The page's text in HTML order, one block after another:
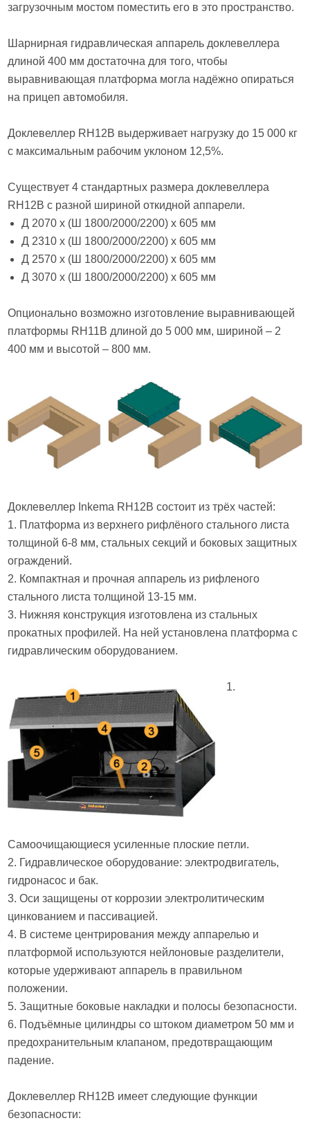
загрузочным мостом поместить его в это пространство.
Шарнирная гидравлическая аппарель доклевеллера
длиной 400 мм достаточна для того, чтобы
выравнивающая платформа могла надёжно опираться
на прицеп автомобиля.
Доклевеллер RH12B выдерживает нагрузку до 15 000 кг
с максимальным рабочим уклоном 12,5%.
Существует 4 стандартных размера доклевеллера
RH12B с разной шириной откидной аппарели.
Д 2070 х (Ш 1800/2000/2200) х 605 мм
Д 2310 х (Ш 1800/2000/2200) х 605 мм
Д 2570 х (Ш 1800/2000/2200) х 605 мм
Д 3070 х (Ш 1800/2000/2200) х 605 мм
Опционально возможно изготовление выравнивающей
платформы RH11B длиной до 5 000 мм, шириной – 2
400 мм и высотой – 800 мм.
Доклевеллер Inkema RH12B состоит из трёх частей:
1. Платформа из верхнего рифлёного стального листа
толщиной 6-8 мм, стальных секций и боковых защитных
ограждений.
2. Компактная и прочная аппарель из рифленого
стального листа толщиной 13-15 мм.
3. Нижняя конструкция изготовлена из стальных
прокатных профилей. На ней установлена платформа с
гидравлическим оборудованием.
1.
Самоочищающиеся усиленные плоские петли.
2. Гидравлическое оборудование: электродвигатель,
гидронасос и бак.
3. Оси защищены от коррозии электролитическим
цинкованием и пассивацией.
4. В системе центрирования между аппарелью и
платформой используются нейлоновые разделители,
которые удерживают аппарель в правильном
положении.
5. Защитные боковые накладки и полосы безопасности.
6. Подъёмные цилиндры со штоком диаметром 50 мм и
предохранительным клапаном, предотвращающим
падение.
Доклевеллер RH12B имеет следующие функции
безопасности: